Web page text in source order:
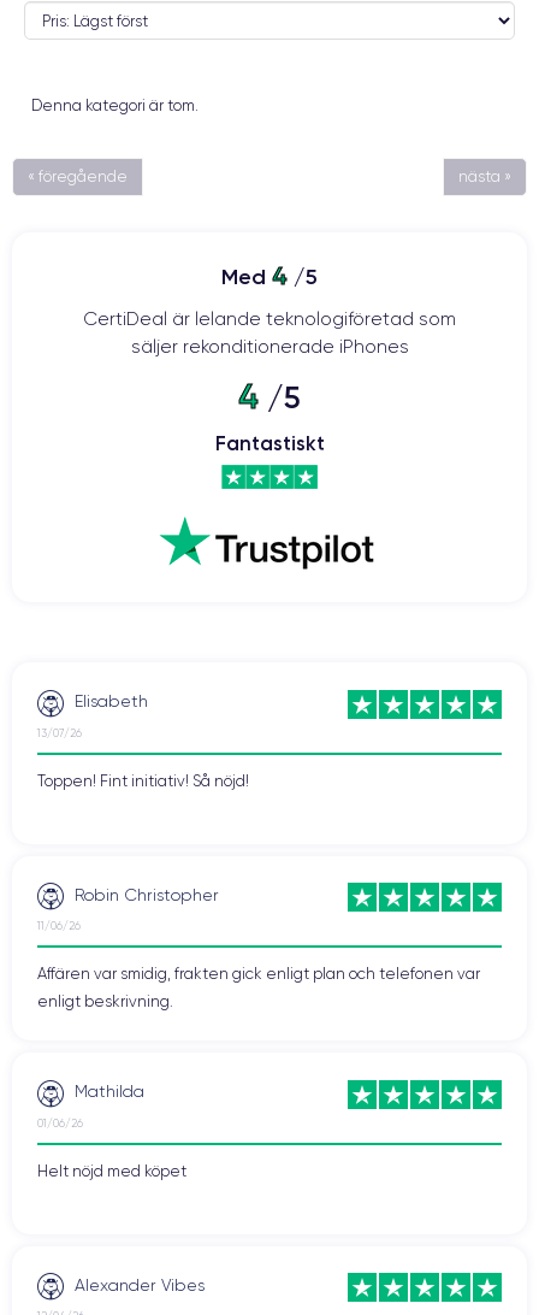
Denna kategori är tom.
« föregående nästa »
Med 4 /5
CertiDeal är lelande teknologiföretad som
säljer rekonditionerade iPhones
4 /5
Fantastiskt
Elisabeth
13/07/26
Toppen! Fint initiativ! Så nöjd!
Robin Christopher
11/06/26
Affären var smidig, frakten gick enligt plan och telefonen var
enligt beskrivning.
Mathilda
01/06/26
Helt nöjd med köpet
Alexander Vibes